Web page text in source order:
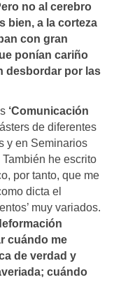
no al cerebro
bien, a la corteza
con gran
poní­an cariño
desbordar por las
‘Comunicación
de diferentes
y en Seminarios
he escrito
por tanto, que me
dicta el
muy variados.
cuándo me
de verdad y
cuándo